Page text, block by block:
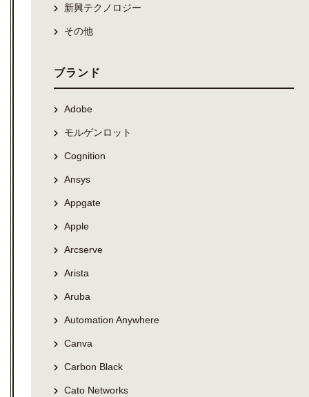
新興テクノロジー
その他
ブランド
Adobe
モルゲンロット
Cognition
Ansys
Appgate
Apple
Arcserve
Arista
Aruba
Automation Anywhere
Canva
Carbon Black
Cato Networks